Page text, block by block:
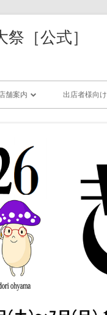
［公式］
舗案内
グッズ捜索
・雑貨
・アクセサリ
・ガラス/レジン
・粘土/陶器/紙/木工/樹脂
・衣類/布小物/刺繍
出店者様向け